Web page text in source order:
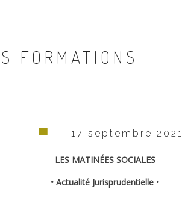
FORMATIONS
17 septembre 2021
LES MATINÉES SOCIALES
• Actualité Jurisprudentielle •